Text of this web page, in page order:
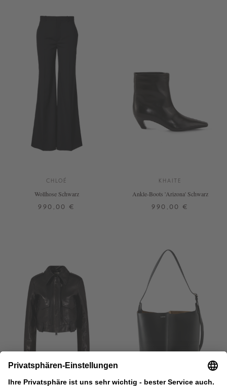
CHLOÉ
Wollhose Schwarz
990,00 €
KHAITE
Ankle-Boots 'Arizona' Schwarz
990,00 €
DETAILS